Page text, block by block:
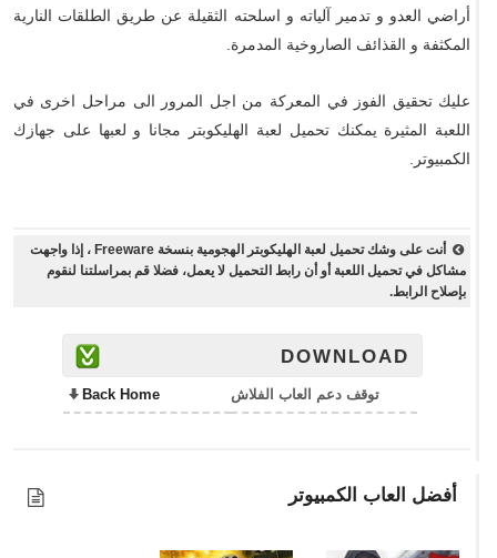
أراضي العدو و تدمير آلياته و اسلحته الثقيلة عن طريق الطلقات النارية
المكثفة و القذائف الصاروخية المدمرة.
عليك تحقيق الفوز في المعركة من اجل المرور الى مراحل اخرى في
اللعبة المثيرة يمكنك تحميل لعبة الهليكوبتر مجانا و لعبها على جهازك
الكمبيوتر.
أنت على وشك تحميل لعبة الهليكوبتر الهجومية بنسخة Freeware ، إذا واجهت
مشاكل في تحميل اللعبة أو أن رابط التحميل لا يعمل، فضلا قم بمراسلتنا لنقوم
بإصلاح الرابط.
DOWNLOAD
توقف دعم العاب الفلاش Back Home
أفضل العاب الكمبيوتر